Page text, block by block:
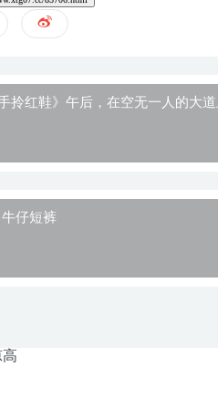
拎红鞋》午后，在空无一人的大道
仔短裤